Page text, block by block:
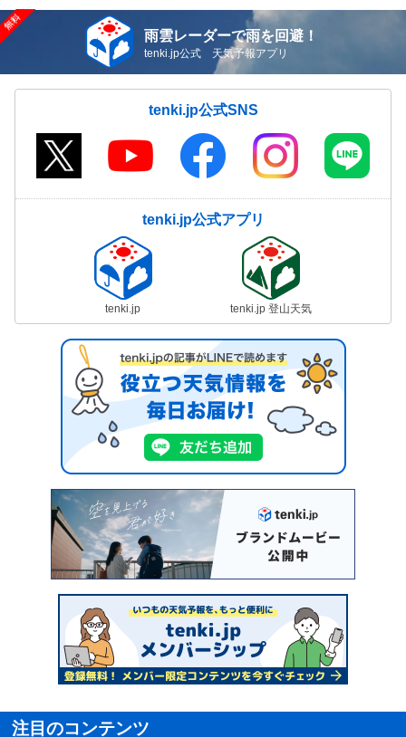
雨雲レーダーで雨を回避！
tenki.jp公式 天気予報アプリ
tenki.jp公式SNS
tenki.jp公式アプリ
tenki.jp tenki.jp 登山天気
注目のコンテンツ